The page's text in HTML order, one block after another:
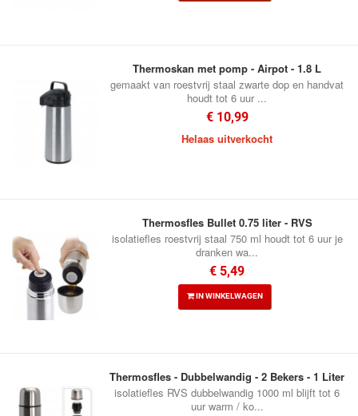
Thermoskan met pomp - Airpot - 1.8 L
gemaakt van roestvrij staal zwarte dop en handvat
houdt tot 6 uur ...
€ 10,99
Helaas uitverkocht
Thermosfles Bullet 0.75 liter - RVS
isolatiefles roestvrij staal 750 ml houdt tot 6 uur je
dranken wa...
€ 5,49
IN WINKELWAGEN
Thermosfles - Dubbelwandig - 2 Bekers - 1 Liter
isolatiefles RVS dubbelwandig 1000 ml blijft tot 6
uur warm / ko...